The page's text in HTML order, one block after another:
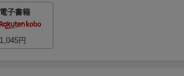
電子書籍
1,045円